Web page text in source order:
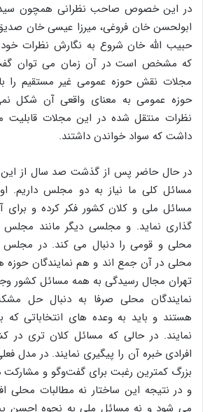
در این خصوص صاحب نظرانی همچون سید
ابولحسن خان فروغی، میرزا عیسی خان
حبیب الله خان شروع به نگارش نظرات
که مشخص است در آن زمان می توان
مجلات نقش حوزه عمومی غیر مستقیم را
حوزه عمومی به معنای واقعی آن شکل
نظرات منتقل شده در این مجلات قابلیت
داشت که سواد خواندن داشتند.
در حال حاضر پس از گذشت صد سال از این
مسائل کلی ما نیاز به دو مجلس داریم.
مسائل ملی و کلان کشور فکر کرده و برای
گذاری نماید. و مجلسی دیگر مانند
محلی و قومی را دنبال می کند. در مجلس
محلی در آن جمع اند و هم نمایندگان حوزه
تهران مجال رسیدگی به همه مسائل کشور
نمایندگان محلی صرفا به دنبال حل
هستند و باید به وعده های انتخاباتی که
نمایند. در حالی که مسائل کلان تری در
افرادی خبره آن را پیگیری نمایند. در مدل
بزرگ کمترین رغبت برای گفت‌وگو و مشارکت
و در نتیجه این ساختار نه مطالبات محلی